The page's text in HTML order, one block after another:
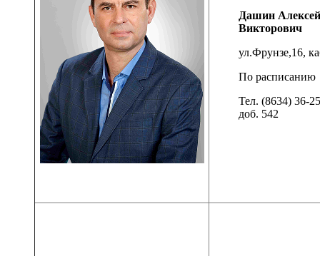
Дашин Алексей
Викторович
ул.Фрунзе,16,
По расписанию
Тел. (8634) 36-
доб. 542